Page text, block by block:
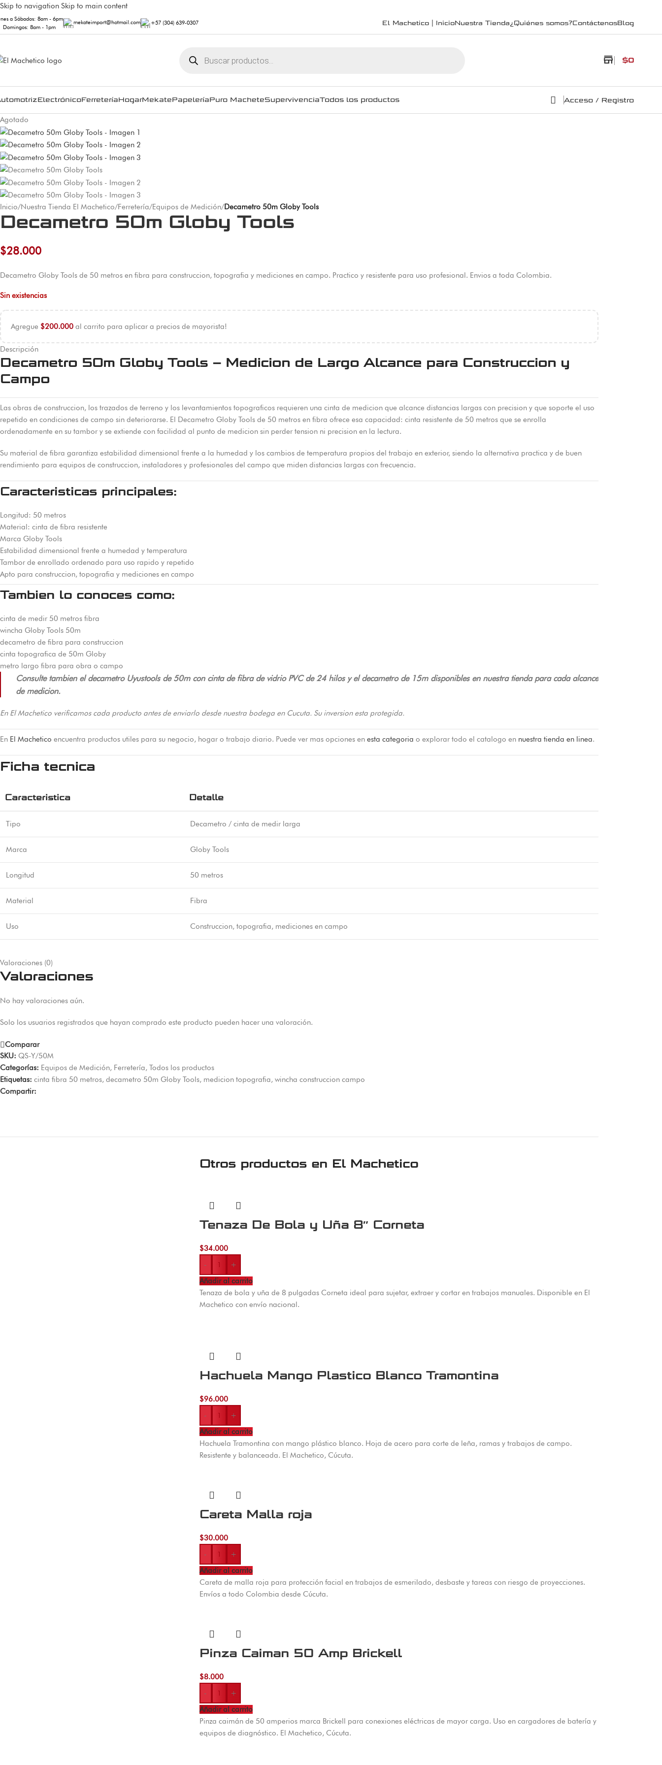
Skip to navigation Skip to main content
a Sábados: 8am - 6pm
Domingos: 8am - 1pm
mekateimport@hotmail.com +57 (304) 639-0307 El Machetico | InicioNuestra Tienda¿Quiénes somos?ContáctenosBlog
store $0
ElectrónicoFerreteríaHogarMekatePapeleríaPuro MacheteSupervivenciaTodos los productos Acceso / Registro
Agotado
Inicio/Nuestra Tienda El Machetico/Ferretería/Equipos de Medición/Decametro 50m Globy Tools
Decametro 50m Globy Tools
$28.000
Decametro Globy Tools de 50 metros en fibra para construccion, topografia y mediciones en campo. Practico y resistente para uso profesional. Envios a toda Colombia.
Sin existencias
Agregue $200.000 al carrito para aplicar a precios de mayorista!
Descripción
Decametro 50m Globy Tools – Medicion de Largo Alcance para Construccion y
Campo
Las obras de construccion, los trazados de terreno y los levantamientos topograficos requieren una cinta de medicion que alcance distancias largas con precision y que soporte el uso
repetido en condiciones de campo sin deteriorarse. El Decametro Globy Tools de 50 metros en fibra ofrece esa capacidad: cinta resistente de 50 metros que se enrolla
ordenadamente en su tambor y se extiende con facilidad al punto de medicion sin perder tension ni precision en la lectura.
Su material de fibra garantiza estabilidad dimensional frente a la humedad y los cambios de temperatura propios del trabajo en exterior, siendo la alternativa practica y de buen
rendimiento para equipos de construccion, instaladores y profesionales del campo que miden distancias largas con frecuencia.
Caracteristicas principales:
Longitud: 50 metros
Material: cinta de fibra resistente
Marca Globy Tools
Estabilidad dimensional frente a humedad y temperatura
Tambor de enrollado ordenado para uso rapido y repetido
Apto para construccion, topografia y mediciones en campo
Tambien lo conoces como:
cinta de medir 50 metros fibra
wincha Globy Tools 50m
decametro de fibra para construccion
cinta topografica de 50m Globy
metro largo fibra para obra o campo
Consulte tambien el decametro Uyustools de 50m con cinta de fibra de vidrio PVC de 24 hilos y el decametro de 15m disponibles en nuestra tienda para cada alcance
de medicion.
En El Machetico verificamos cada producto antes de enviarlo desde nuestra bodega en Cucuta. Su inversion esta protegida.
En El Machetico encuentra productos utiles para su negocio, hogar o trabajo diario. Puede ver mas opciones en esta categoria o explorar todo el catalogo en nuestra tienda en linea.
Ficha tecnica
Caracteristica Detalle
Tipo Decametro / cinta de medir larga
Marca Globy Tools
Longitud 50 metros
Material Fibra
Uso Construccion, topografia, mediciones en campo
Valoraciones (0)
Valoraciones
No hay valoraciones aún.
Solo los usuarios registrados que hayan comprado este producto pueden hacer una valoración.
Comparar
SKU: QS-Y/50M
Categorías: Equipos de Medición, Ferretería, Todos los productos
Etiquetas: cinta fibra 50 metros, decametro 50m Globy Tools, medicion topografia, wincha construccion campo
Compartir:
Otros productos en El Machetico
Tenaza De Bola y Uña 8″ Corneta
$34.000
-
+
Añadir al carrito
Tenaza de bola y uña de 8 pulgadas Corneta ideal para sujetar, extraer y cortar en trabajos manuales. Disponible en El
Machetico con envío nacional.
Hachuela Mango Plastico Blanco Tramontina
$96.000
-
+
Añadir al carrito
Hachuela Tramontina con mango plástico blanco. Hoja de acero para corte de leña, ramas y trabajos de campo.
Resistente y balanceada. El Machetico, Cúcuta.
Careta Malla roja
$30.000
-
+
Añadir al carrito
Careta de malla roja para protección facial en trabajos de esmerilado, desbaste y tareas con riesgo de proyecciones.
Envíos a todo Colombia desde Cúcuta.
Pinza Caiman 50 Amp Brickell
$8.000
-
+
Añadir al carrito
Pinza caimán de 50 amperios marca Brickell para conexiones eléctricas de mayor carga. Uso en cargadores de batería y
equipos de diagnóstico. El Machetico, Cúcuta.